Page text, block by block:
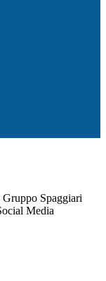
Spaggiari
Media